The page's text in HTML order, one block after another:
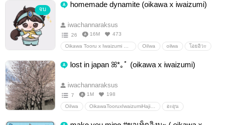
อะอุน AtsuIwa Mpreg อื่นๆ วายสเตชั่น
จบ
homemade dynamite (oikawa x iwaizumi)
iwachannaraksus
26 16M 473
OiIwa oilwa โอยอิวะ
Haikyuu AU thai Haikyuu!!! อื่นๆ วายสเตชั่น
lost in japan ꕤ*｡ﾟ (oikawa x iwaizumi)
iwachannaraksus
7 1M 198
OiIwa อะอุน